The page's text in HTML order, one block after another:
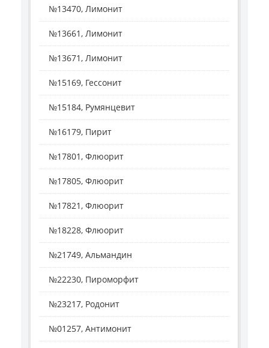
№13470, Лимонит
№13661, Лимонит
№13671, Лимонит
№15169, Гессонит
№15184, Румянцевит
№16179, Пирит
№17801, Флюорит
№17805, Флюорит
№17821, Флюорит
№18228, Флюорит
№21749, Альмандин
№22230, Пироморфит
№23217, Родонит
№01257, Антимонит